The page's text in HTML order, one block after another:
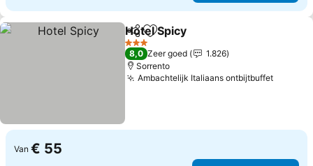
DelenToevoegen aan favorieten
Hotel Spicy
3 Sterren
8,0 Zeer goed
1.826
Sorrento
Ambachtelijk Italiaans ontbijtbuffetPrijzen
Van € 55